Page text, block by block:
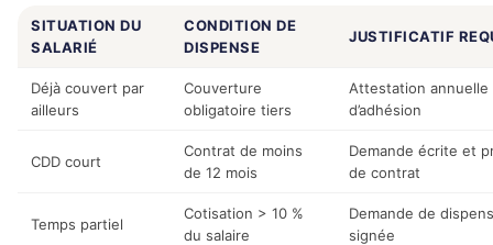
SITUATION DU
SALARIÉ
CONDITION DE
DISPENSE
JUSTIFICATIF
Déjà couvert par
ailleurs
Couverture
obligatoire tiers
Attestation annuelle
d’adhésion
CDD court
Contrat de moins
de 12 mois
Demande écrite et
de contrat
Temps partiel
Cotisation > 10 %
du salaire
Demande de
signée